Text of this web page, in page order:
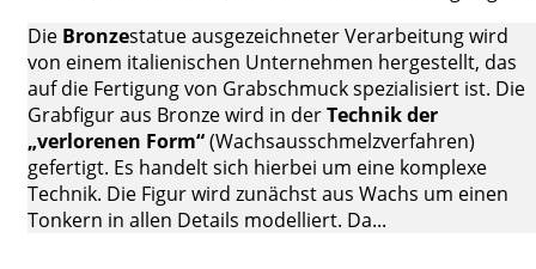
Die Bronzestatue ausgezeichneter Verarbeitung wird
von einem italienischen Unternehmen hergestellt, das
auf die Fertigung von Grabschmuck spezialisiert ist. Die
Grabfigur aus Bronze wird in derTechnik der
„verlorenen Form“(Wachsausschmelzverfahren)
gefertigt. Es handelt sich hierbei um eine komplexe
Technik. Die Figur wird zunächst aus Wachs um einen
Tonkern in allen Details modelliert. Da...